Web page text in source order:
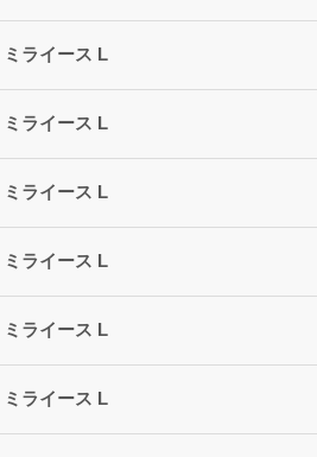
ミライース L
ミライース L
ミライース L
ミライース L
ミライース L
ミライース L